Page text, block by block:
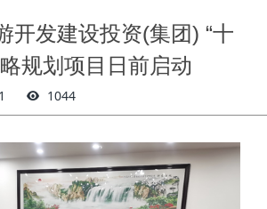
开发建设投资(集团) “十
规划项目日前启动
1044